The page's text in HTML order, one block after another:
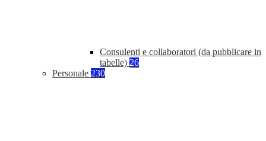
Consulenti e collaboratori (da pubblicare in
tabelle) 26
Personale 230